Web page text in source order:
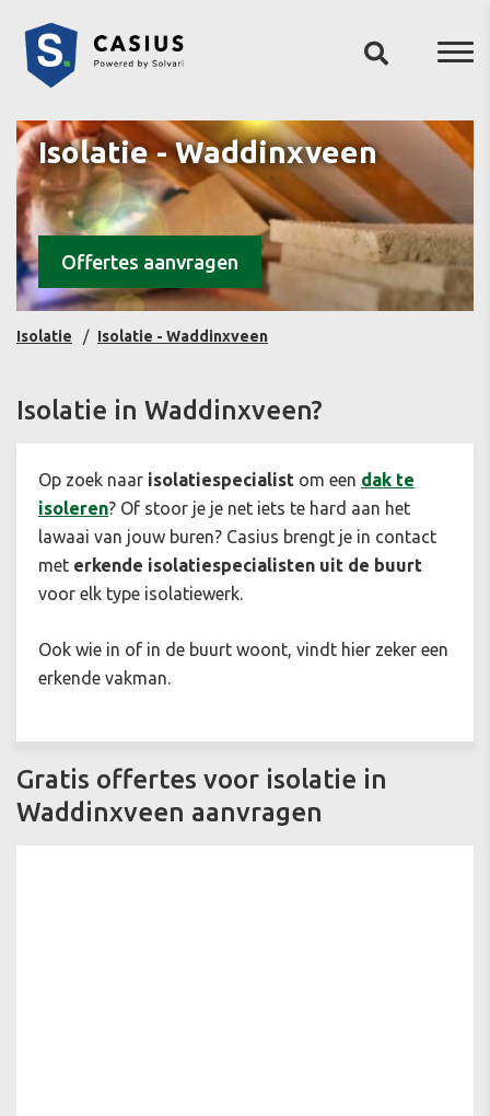
Isolatie - Waddinxveen
Offertes aanvragen
Isolatie Isolatie - Waddinxveen
Isolatie in Waddinxveen?
Op zoek naar isolatiespecialist om een dak te
isoleren? Of stoor je je net iets te hard aan het
lawaai van jouw buren? Casius brengt je in contact
met erkende isolatiespecialisten uit de buurt
voor elk type isolatiewerk.
Ook wie in of in de buurt woont, vindt hier zeker een
erkende vakman.
Gratis offertes voor isolatie in
Waddinxveen aanvragen